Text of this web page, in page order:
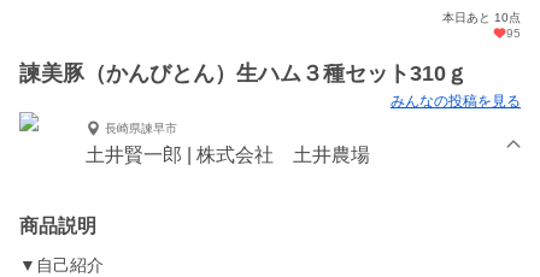
本日あと 10点
95
諫美豚（かんびとん）生ハム３種セット310ｇ
みんなの投稿を見る
長崎県諫早市
土井賢一郎 | 株式会社 土井農場
商品説明
▼自己紹介